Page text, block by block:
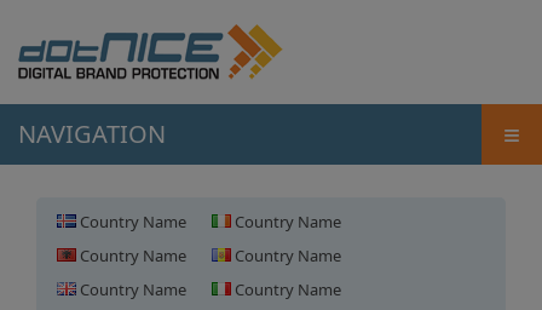
NAVIGATION ≡
Country Name
Country Name
Country Name
Country Name
Country Name
Country Name